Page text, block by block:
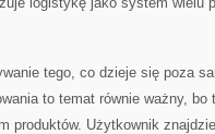
tego, co dzieje się poza
to temat równie ważny, bo
produktów. Użytkownik